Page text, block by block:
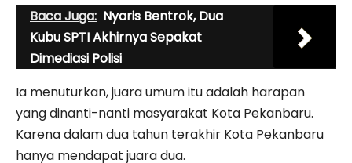
Baca Juga: Nyaris Bentrok, Dua
Kubu SPTI Akhirnya Sepakat
Dimediasi Polisi
Ia menuturkan, juara umum itu adalah harapan
yang dinanti-nanti masyarakat Kota Pekanbaru.
Karena dalam dua tahun terakhir Kota Pekanbaru
hanya mendapat juara dua.